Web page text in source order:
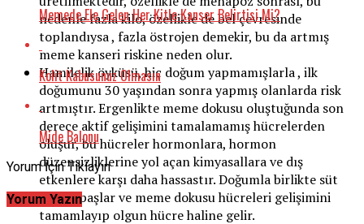
nedenle fazla kilo, özellikle de bel çevresinde
toplandıysa , fazla östrojen demekir, bu da artmış
meme kanseri riskine neden olur.
Hamilelik öyküsü, hiç doğum yapmamışlarla , ilk
doğumunu 30 yaşından sonra yapmış olanlarda risk
artmıştır. Ergenlikte meme dokusu oluştuğunda son
derece aktif gelişimini tamalamamış hücrelerden
oluşur, bu hücreler hormonlara, hormon
düzensizliklerine yol açan kimyasallara ve dış
etkenlere karşı daha hassastır. Doğumla birlikte süt
salgısı başlar ve meme dokusu hücreleri gelişimini
tamamlayıp olgun hücre haline gelir.
Memede Ele Gelen Her Kitle Kanser Belirtisi Mi?
Kolit Kabusunuz Olmasın
Mide Balonu
Yorum İçin Tıklayın
Yorum Yazın